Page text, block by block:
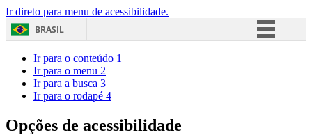
Ir direto para menu de acessibilidade.
BRASIL
Acesso à informação
Ir para o conteúdo 1
Ir para o menu 2
Ir para a busca 3
Ir para o rodapé 4
Opções de acessibilidade